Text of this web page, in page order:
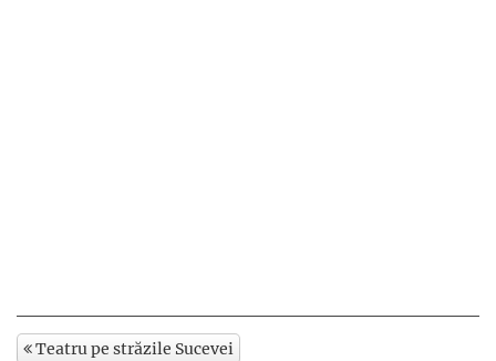
Teatru pe străzile Sucevei